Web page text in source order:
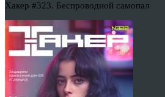
Хакер #323. Беспроводной самопал